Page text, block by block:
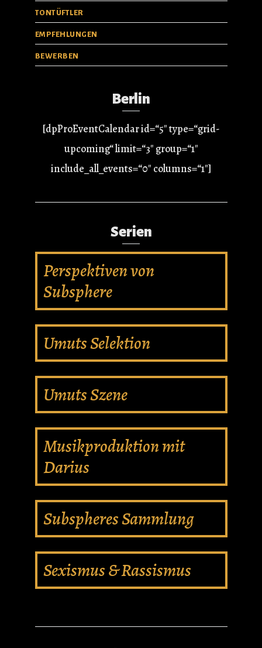
TONTÜFTLER
EMPFEHLUNGEN
BEWERBEN
Berlin
[dpProEventCalendar id=“5″ type=“grid-
upcoming“ limit=“3″ group=“1″
include_all_events=“0″ columns=“1″]
Serien
Perspektiven von
Subsphere
Umuts Selektion
Umuts Szene
Musikproduktion mit
Darius
Subspheres Sammlung
Sexismus & Rassismus